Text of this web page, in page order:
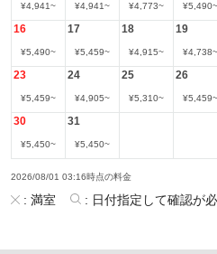
¥4,941~ ¥4,941~ ¥4,773~ ¥5,490~
16
¥5,490~
17
¥5,459~
18
¥4,915~
19
¥4,738~
23
¥5,459~
24
¥4,905~
25
¥5,310~
26
¥5,459~
30
¥5,450~
31
¥5,450~
2026/08/01 03:16時点の料金
: 満室 : 日付指定して確認が